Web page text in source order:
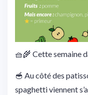
🧺🌾 Cette semaine
🥣 Au côté des
spaghetti viennent